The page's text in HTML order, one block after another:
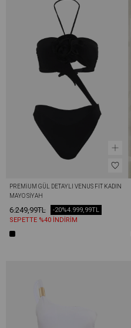
PREMIUM GÜL DETAYLI VENUS FIT KADIN
MAYO SIYAH
6.249,99TL 4.999,99TL
-20%
SEPETTE %40 İNDİRİM